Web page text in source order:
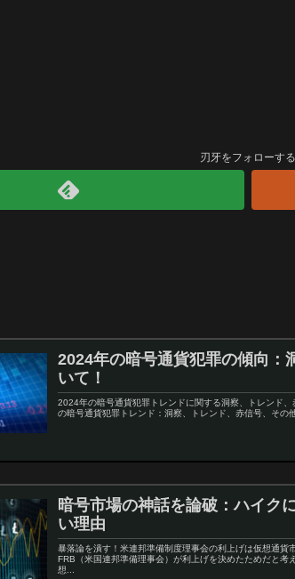
刃牙をフォローする
2024年の暗号通貨犯罪の傾向：
いて！
2024年の暗号通貨犯罪トレンドに関する洞察、トレンド
の暗号通貨犯罪トレンド：洞察、トレンド、赤信号、その
暗号市場の神話を論破：ハイク
い理由
暴落論を潰す！米連邦準備制度理事会の利上げは仮想通貨
FRB（米国連邦準備理事会）が利上げを決めたためだと
想...